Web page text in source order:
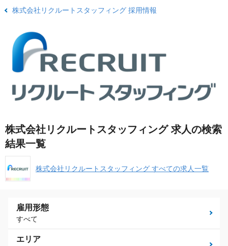
株式会社リクルートスタッフィング 採用情報
株式会社リクルートスタッフィング 求人の検索
結果一覧
株式会社リクルートスタッフィング すべての求人一覧
雇用形態
すべて
エリア